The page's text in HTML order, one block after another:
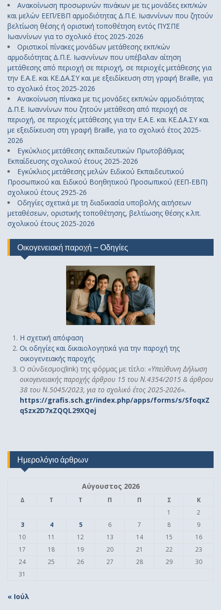
Ανακοίνωση προσωρινών πινάκων με τις μονάδες εκπ/κών
και μελών ΕΕΠ/ΕΒΠ αρμοδιότητας Δ.Π.Ε. Ιωαννίνων που ζητούν
βελτίωση θέσης ή οριστική τοποθέτηση εντός ΠΥΣΠΕ
Ιωαννίνων για το σχολικό έτος 2025-2026
Οριστικοί πίνακες μονάδων μετάθεσης εκπ/κών
αρμοδιότητας Δ.Π.Ε. Ιωαννίνων που υπέβαλαν αίτηση
μετάθεσης από περιοχή σε περιοχή, σε περιοχές μετάθεσης για
την Ε.Α.Ε. και ΚΕ.ΔΑ.ΣΥ και με εξειδίκευση στη γραφή Braille, για
το σχολικό έτος 2025-2026
Ανακοίνωση πίνακα με τις μονάδες εκπ/κών αρμοδιότητας
Δ.Π.Ε. Ιωαννίνων που ζητούν μετάθεση από περιοχή σε
περιοχή, σε περιοχές μετάθεσης για την Ε.Α.Ε. και ΚΕ.ΔΑ.ΣΥ και
με εξειδίκευση στη γραφή Braille, για το σχολικό έτος 2025-
2026
Εγκύκλιος μετάθεσης εκπαιδευτικών Πρωτοβάθμιας
Εκπαίδευσης σχολικού έτους 2025-2026
Εγκύκλιος μετάθεσης μελών Ειδικού Εκπαιδευτικού
Προσωπικού και Ειδικού Βοηθητικού Προσωπικού (ΕΕΠ-ΕΒΠ)
σχολικού έτους 2925-26
Οδηγίες σχετικά με τη διαδικασία υποβολής αιτήσεων
μεταθέσεων, οριστικής τοποθέτησης, βελτίωσης θέσης κ.λπ.
σχολικού έτους 2025-2026
Οικογενειακή παροχή – Οδηγίες
Η σχετική απόφαση
Οι οδηγίες και δικαιολογητικά για την παροχή της
οικογενειακής παροχής
Ο σύνδεσμος(link) της φόρμας με τίτλο: «Υπεύθυνη Δήλωση
οικογενειακής παροχής άρθρου 15 του Ν.4354/2015 & άρθρου
38 του Ν.5045/2023, για το σχολικό έτος 2025-2026».
https://grafis.sch.gr/index.php/apps/forms/s/SfoqxZ
qSzx2D7xZQQL29XQej
Ημερολόγιο άρθρων
Αύγουστος 2026
Δ Τ Τ Π Π Σ
Κ
1
2
3
4 5 6 7 8
9
10
11 12 13 14 15
16
17
18 19 20 21 22
23
24
25 26 27 28 29
30
31
« Ιούλ